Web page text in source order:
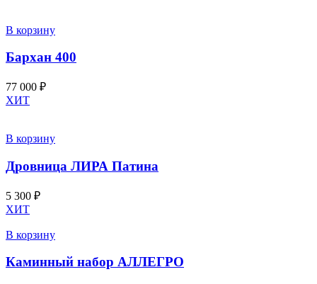
В корзину
Бархан 400
77 000 ₽
ХИТ
В корзину
Дровница ЛИРА Патина
5 300 ₽
ХИТ
В корзину
Каминный набор АЛЛЕГРО